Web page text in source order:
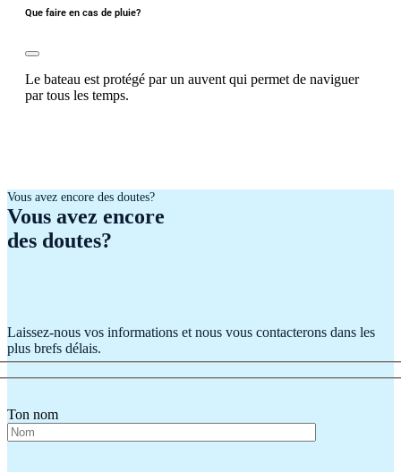
Que faire en cas de pluie?
Le bateau est protégé par un auvent qui permet de naviguer
par tous les temps.
Vous avez encore des doutes?
Vous avez encore
des doutes?
Laissez-nous vos informations et nous vous contacterons dans les
plus brefs délais.
Ton nom